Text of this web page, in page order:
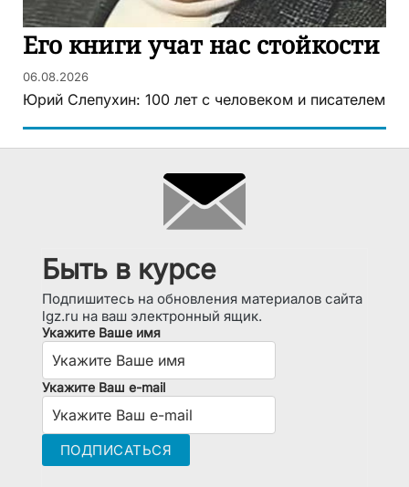
Его книги учат нас стойкости
06.08.2026
Юрий Слепухин: 100 лет с человеком и писателем
Быть в курсе
Подпишитесь на обновления материалов сайта
lgz.ru на ваш электронный ящик.
Укажите Ваше имя
Укажите Ваш e-mail